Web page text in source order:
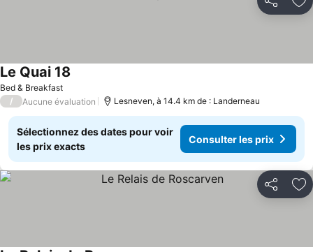
Partager
Bed & Breakfast
Le Quai 18
/ Aucune évaluation Lesneven, à 14.4 km de : Landerneau
Sélectionnez des dates pour voir
les prix exacts
Consulter les prix
Partager